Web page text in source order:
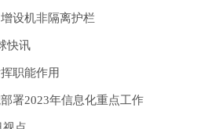
设机非隔离护栏
快讯
职能作用
署2023年信息化重点工作